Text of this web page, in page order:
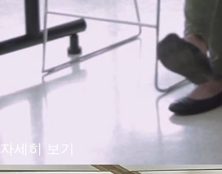
자세히 보기